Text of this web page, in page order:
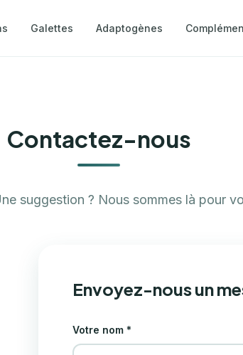
Galettes Adaptogènes
Contactez-nous
suggestion ? Nous sommes là pour
Envoyez-nous un
Votre nom *